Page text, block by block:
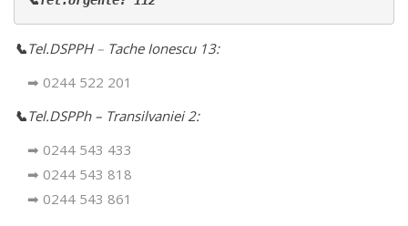
📞Tel.DSPPH – Tache Ionescu 13:
➡ 0244 522 201
📞Tel.DSPPh – Transilvaniei 2:
➡ 0244 543 433
➡ 0244 543 818
➡ 0244 543 861